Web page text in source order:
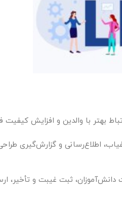
بهتر با والدین و افزایش کیفیت
اطلاع‌رسانی و گزارش‌گیری
ثبت غیبت و تأخیر،